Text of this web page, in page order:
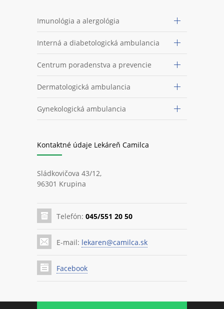
Imunológia a alergológia
Interná a diabetologická ambulancia
Centrum poradenstva a prevencie
Dermatologická ambulancia
Gynekologická ambulancia
Kontaktné údaje Lekáreň Camilca
Sládkovičova 43/12,
96301 Krupina
Telefón: 045/551 20 50
E-mail: lekaren@camilca.sk
Facebook